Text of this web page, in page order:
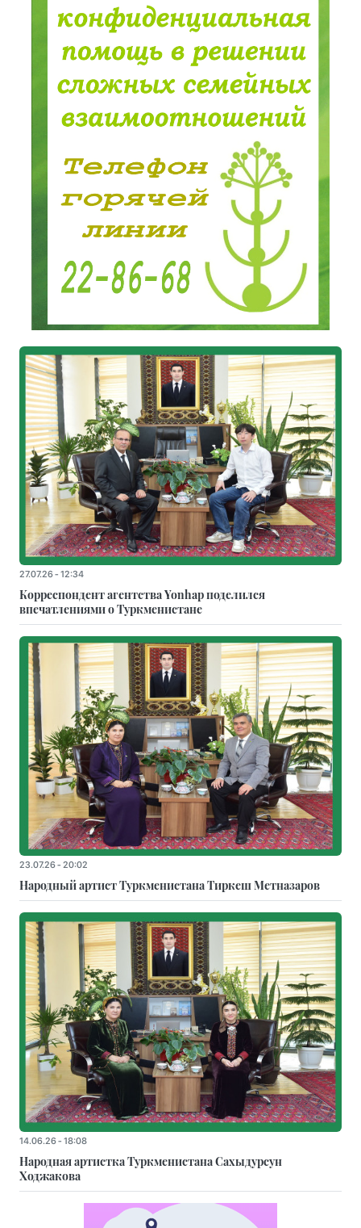
27.07.26 - 12:34
Корреспондент агентства Yonhap поделился
впечатлениями о Туркменистане
23.07.26 - 20:02
Народный артист Туркменистана Тиркеш Мeтназаров
14.06.26 - 18:08
Народная артистка Туркменистана Сахыдурсун
Ходжакова